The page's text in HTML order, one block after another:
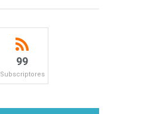
99
Subscriptores